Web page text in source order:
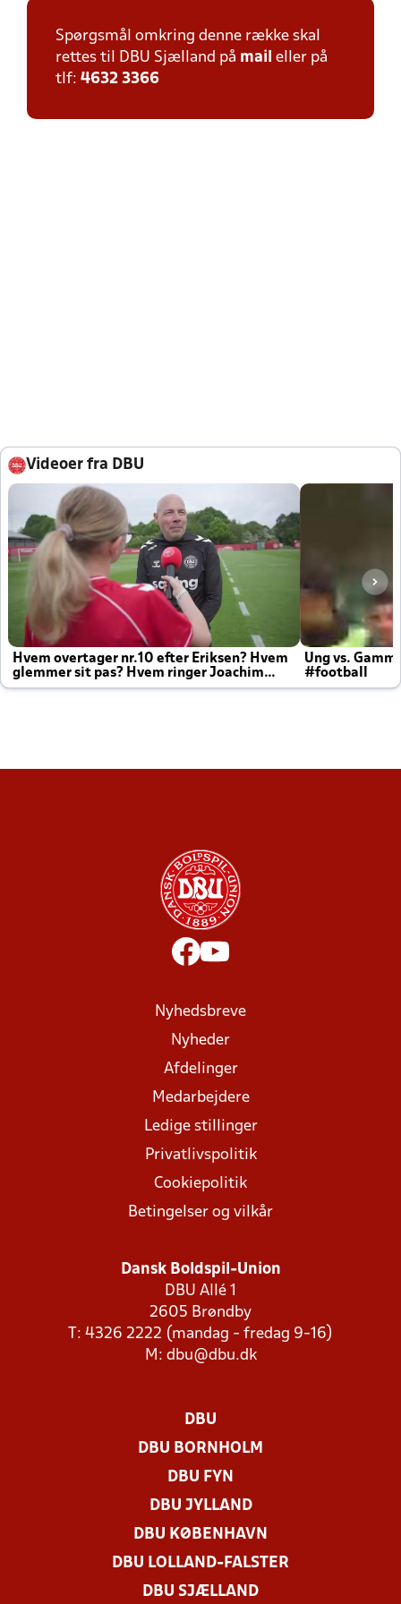
Spørgsmål omkring denne række skal
rettes til DBU Sjælland på mail eller på
tlf: 4632 3366
Videoer fra DBU
Hvem overtager nr.10 efter Eriksen? Hvem
glemmer sit pas? Hvem ringer Joachim
altid til efter kampe?
Ung vs.
#football
Nyhedsbreve
Nyheder
Afdelinger
Medarbejdere
Ledige stillinger
Privatlivspolitik
Cookiepolitik
Betingelser og vilkår
Dansk Boldspil-Union
DBU Allé 1
2605 Brøndby
T: 4326 2222 (mandag - fredag 9-16)
M: dbu@dbu.dk
DBU
DBU BORNHOLM
DBU FYN
DBU JYLLAND
DBU KØBENHAVN
DBU LOLLAND-FALSTER
DBU SJÆLLAND